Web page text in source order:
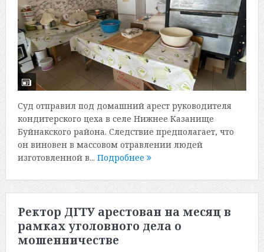
Суд отправил под домашний арест руководителя
кондитерского цеха в селе Нижнее Казанище
Буйнакского района. Следствие предполагает, что
он виновен в массовом отравлении людей
изготовленной в... Подробнее
Ректор ДГТУ арестован на месяц в
рамках уголовного дела о
мошенничестве